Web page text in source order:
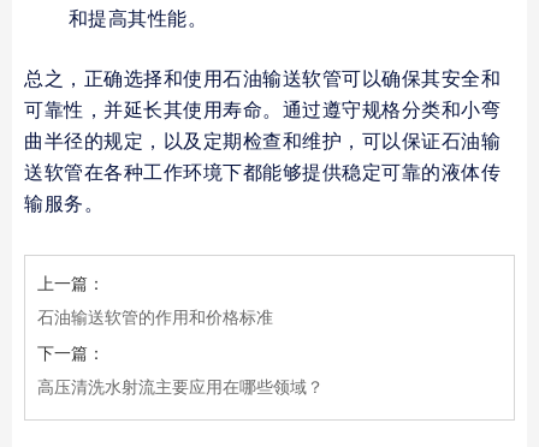
和提高其性能。
总之，正确选择和使用石油输送软管可以确保其安全和
可靠性，并延长其使用寿命。通过遵守规格分类和小弯
曲半径的规定，以及定期检查和维护，可以保证石油输
送软管在各种工作环境下都能够提供稳定可靠的液体传
输服务。
上一篇：
石油输送软管的作用和价格标准
下一篇：
高压清洗水射流主要应用在哪些领域？